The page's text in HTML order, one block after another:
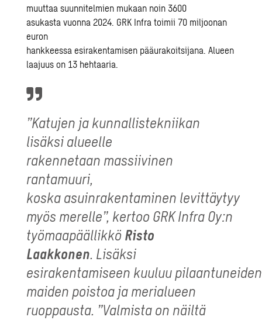
muuttaa suunnitelmien mukaan noin 3600
asukasta vuonna 2024. GRK Infra toimii 70 miljoonan
euron
hankkeessa esirakentamisen pääurakoitsijana. Alueen
laajuus on 13 hehtaaria.
”Katujen ja kunnallistekniikan
lisäksi alueelle
rakennetaan massiivinen
rantamuuri,
koska asuinrakentaminen levittäytyy
myös merelle”, kertoo GRK Infra Oy:n
työmaapäällikkö Risto
Laakkonen. Lisäksi
esirakentamiseen kuuluu pilaantuneiden
maiden poistoa ja merialueen
ruoppausta. ”Valmista on näiltä